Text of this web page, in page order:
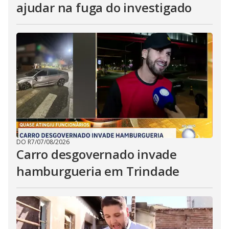
ajudar na fuga do investigado
DO R7/07/08/2026
Carro desgovernado invade
hamburgueria em Trindade